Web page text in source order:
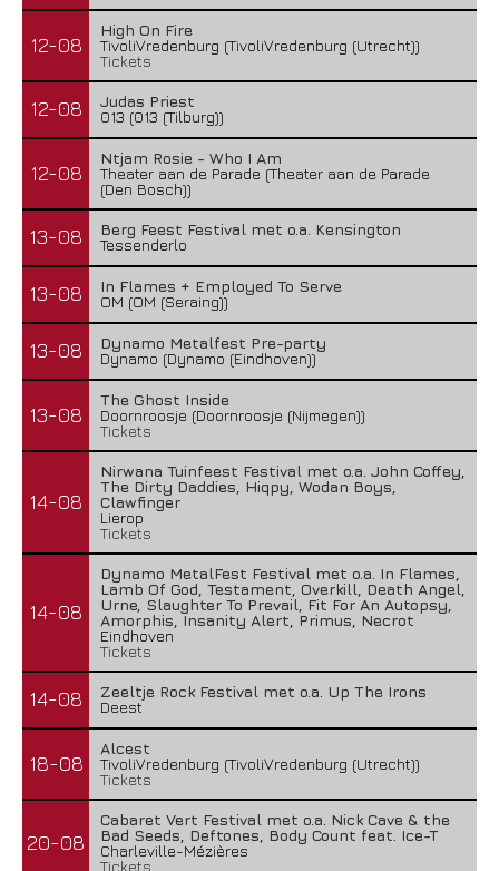
12-08
High On Fire
TivoliVredenburg (TivoliVredenburg (Utrecht))
Tickets
12-08
Judas Priest
013 (013 (Tilburg))
12-08
Ntjam Rosie - Who I Am
Theater aan de Parade (Theater aan de Parade
(Den Bosch))
13-08
Berg Feest Festival met o.a. Kensington
Tessenderlo
13-08
In Flames + Employed To Serve
OM (OM (Seraing))
13-08
Dynamo Metalfest Pre-party
Dynamo (Dynamo (Eindhoven))
13-08
The Ghost Inside
Doornroosje (Doornroosje (Nijmegen))
Tickets
14-08
Nirwana Tuinfeest Festival met o.a. John Coffey,
The Dirty Daddies, Hiqpy, Wodan Boys,
Clawfinger
Lierop
Tickets
14-08
Dynamo MetalFest Festival met o.a. In Flames,
Lamb Of God, Testament, Overkill, Death Angel,
Urne, Slaughter To Prevail, Fit For An Autopsy,
Amorphis, Insanity Alert, Primus, Necrot
Eindhoven
Tickets
14-08
Zeeltje Rock Festival met o.a. Up The Irons
Deest
18-08
Alcest
TivoliVredenburg (TivoliVredenburg (Utrecht))
Tickets
20-08
Cabaret Vert Festival met o.a. Nick Cave & the
Bad Seeds, Deftones, Body Count feat. Ice-T
Charleville-Mézières
Tickets